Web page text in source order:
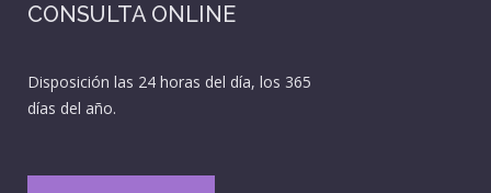
CONSULTA ONLINE
Disposición las 24 horas del día, los 365
días del año.